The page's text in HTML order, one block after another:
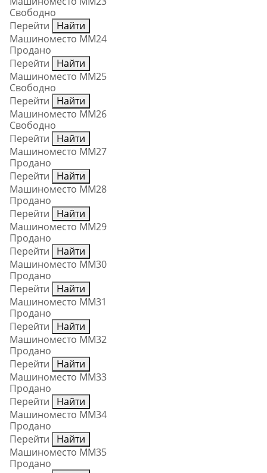
Свободно
Перейти
Найти
Машиноместо ММ24
Продано
Перейти
Найти
Машиноместо ММ25
Свободно
Перейти
Найти
Машиноместо ММ26
Свободно
Перейти
Найти
Машиноместо ММ27
Продано
Перейти
Найти
Машиноместо ММ28
Продано
Перейти
Найти
Машиноместо ММ29
Продано
Перейти
Найти
Машиноместо ММ30
Продано
Перейти
Найти
Машиноместо ММ31
Продано
Перейти
Найти
Машиноместо ММ32
Продано
Перейти
Найти
Машиноместо ММ33
Продано
Перейти
Найти
Машиноместо ММ34
Продано
Перейти
Найти
Машиноместо ММ35
Продано